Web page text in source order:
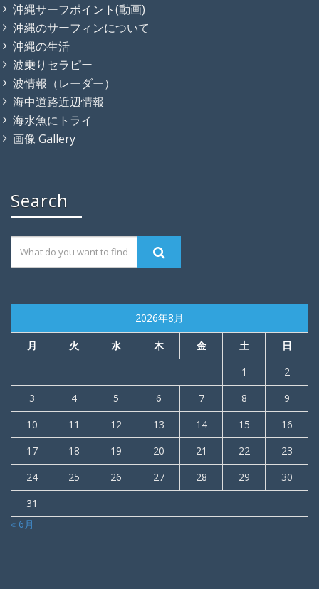
沖縄サーフポイント(動画)
沖縄のサーフィンについて
沖縄の生活
波乗りセラピー
波情報（レーダー）
海中道路近辺情報
海水魚にトライ
画像 Gallery
Search
2026年8月
月 火 水 木 金 土
日
1
2
3
4 5 6 7 8
9
10
11 12 13 14 15
16
17
18 19 20 21 22
23
24
25 26 27 28 29
30
31
« 6月